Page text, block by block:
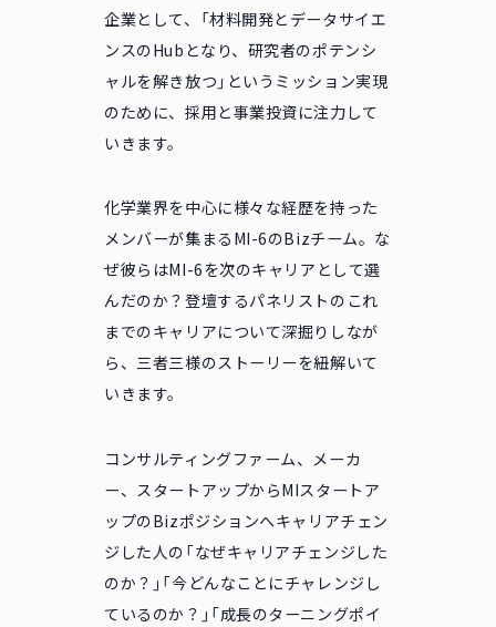
企業として、「材料開発とデータサイエ
ンスのHubとなり、研究者のポテンシ
ャルを解き放つ」というミッション実現
のために、採用と事業投資に注力して
いきます。
化学業界を中心に様々な経歴を持った
メンバーが集まるMI-6のBizチーム。な
ぜ彼らはMI-6を次のキャリアとして選
んだのか？登壇するパネリストのこれ
までのキャリアについて深掘りしなが
ら、三者三様のストーリーを紐解いて
いきます。
コンサルティングファーム、メーカ
ー、スタートアップからMIスタートア
ップのBizポジションへキャリアチェン
ジした人の「なぜキャリアチェンジした
のか？」「今どんなことにチャレンジし
ているのか？」「成長のターニングポイ